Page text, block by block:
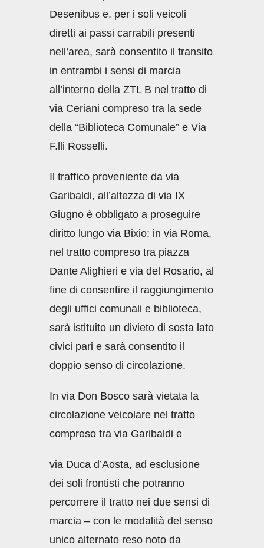
Desenibus e, per i soli veicoli
diretti ai passi carrabili presenti
nell’area, sarà consentito il transito
in entrambi i sensi di marcia
all’interno della ZTL B nel tratto di
via Ceriani compreso tra la sede
della “Biblioteca Comunale” e Via
F.lli Rosselli.
Il traffico proveniente da via
Garibaldi, all’altezza di via IX
Giugno è obbligato a proseguire
diritto lungo via Bixio; in via Roma,
nel tratto compreso tra piazza
Dante Alighieri e via del Rosario, al
fine di consentire il raggiungimento
degli uffici comunali e biblioteca,
sarà istituito un divieto di sosta lato
civici pari e sarà consentito il
doppio senso di circolazione.
In via Don Bosco sarà vietata la
circolazione veicolare nel tratto
compreso tra via Garibaldi e
via Duca d’Aosta, ad esclusione
dei soli frontisti che potranno
percorrere il tratto nei due sensi di
marcia – con le modalità del senso
unico alternato reso noto da